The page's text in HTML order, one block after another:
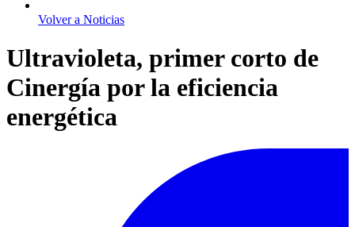
Volver a Noticias
Ultravioleta, primer corto de
Cinergía por la eficiencia
energética